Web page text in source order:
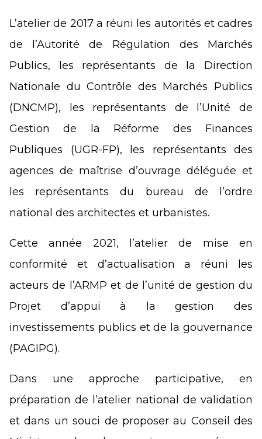
L’atelier de 2017 a réuni les autorités et cadres
de l’Autorité de Régulation des Marchés
Publics, les représentants de la Direction
Nationale du Contrôle des Marchés Publics
(DNCMP), les représentants de l’Unité de
Gestion de la Réforme des Finances
Publiques (UGR-FP), les représentants des
agences de maîtrise d’ouvrage déléguée et
les représentants du bureau de l’ordre
national des architectes et urbanistes.
Cette année 2021, l’atelier de mise en
conformité et d’actualisation a réuni les
acteurs de l’ARMP et de l’unité de gestion du
Projet d’appui à la gestion des
investissements publics et de la gouvernance
(PAGIPG).
Dans une approche participative, en
préparation de l’atelier national de validation
et dans un souci de proposer au Conseil des